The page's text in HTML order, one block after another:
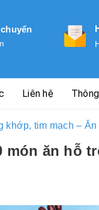
Liên hệ
khớp, tim mạch –
món ăn hỗ